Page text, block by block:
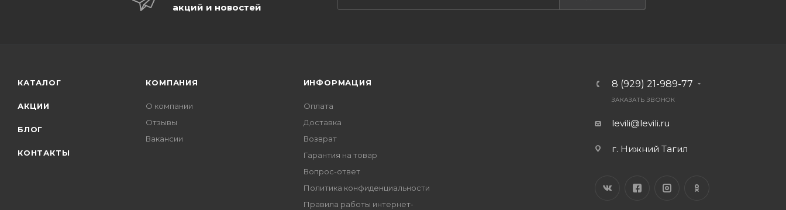
акций и новостей
КАТАЛОГ
АКЦИИ
БЛОГ
КОНТАКТЫ
КОМПАНИЯ
О компании
Отзывы
Вакансии
ИНФОРМАЦИЯ
Оплата
Доставка
Возврат
Гарантия на товар
Вопрос-ответ
Политика конфиденциальности
Правила работы интернет-
8 (929) 21-989-77
ЗАКАЗАТЬ ЗВОНОК
levili@levili.ru
г. Нижний Тагил